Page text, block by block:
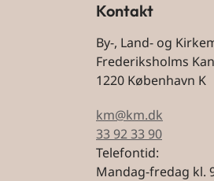
Kontakt
By-, Land- og
Frederiksholms
1220 København K
km@km.dk
33 92 33 90
Telefontid:
Mandag-fredag kl.